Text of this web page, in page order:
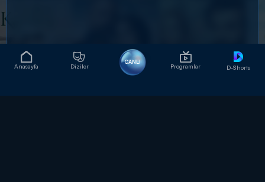
Anasayfa Diziler
CANLI
Programlar D-Shorts